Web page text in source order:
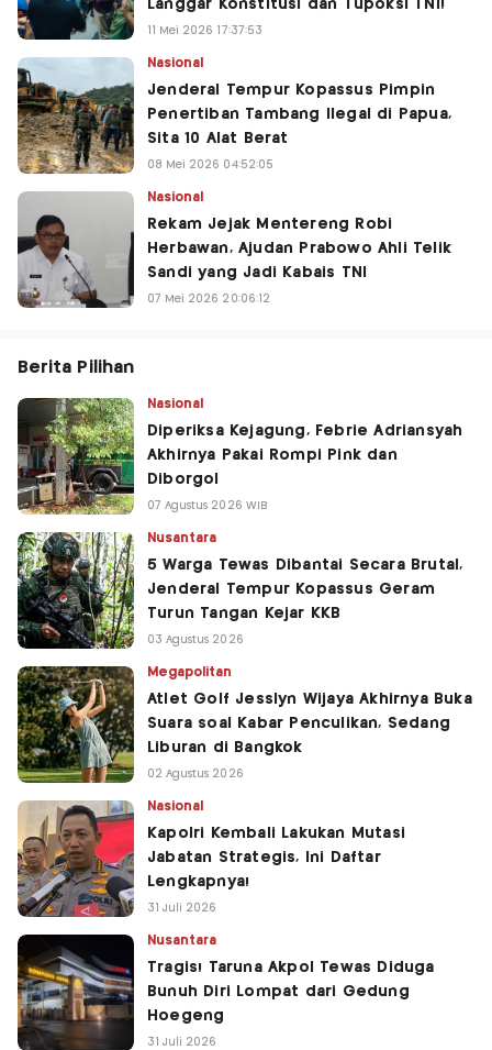
Langgar Konstitusi dan Tupoksi TNI!
11 Mei 2026 17:37:53
Nasional
Jenderal Tempur Kopassus Pimpin
Penertiban Tambang Ilegal di Papua,
Sita 10 Alat Berat
08 Mei 2026 04:52:05
Nasional
Rekam Jejak Mentereng Robi
Herbawan, Ajudan Prabowo Ahli Telik
Sandi yang Jadi Kabais TNI
07 Mei 2026 20:06:12
Berita Pilihan
Nasional
Diperiksa Kejagung, Febrie Adriansyah
Akhirnya Pakai Rompi Pink dan
Diborgol
07 Agustus 2026 WIB
Nusantara
5 Warga Tewas Dibantai Secara Brutal,
Jenderal Tempur Kopassus Geram
Turun Tangan Kejar KKB
03 Agustus 2026
Megapolitan
Atlet Golf Jesslyn Wijaya Akhirnya Buka
Suara soal Kabar Penculikan, Sedang
Liburan di Bangkok
02 Agustus 2026
Nasional
Kapolri Kembali Lakukan Mutasi
Jabatan Strategis, Ini Daftar
Lengkapnya!
31 Juli 2026
Nusantara
Tragis! Taruna Akpol Tewas Diduga
Bunuh Diri Lompat dari Gedung
Hoegeng
31 Juli 2026